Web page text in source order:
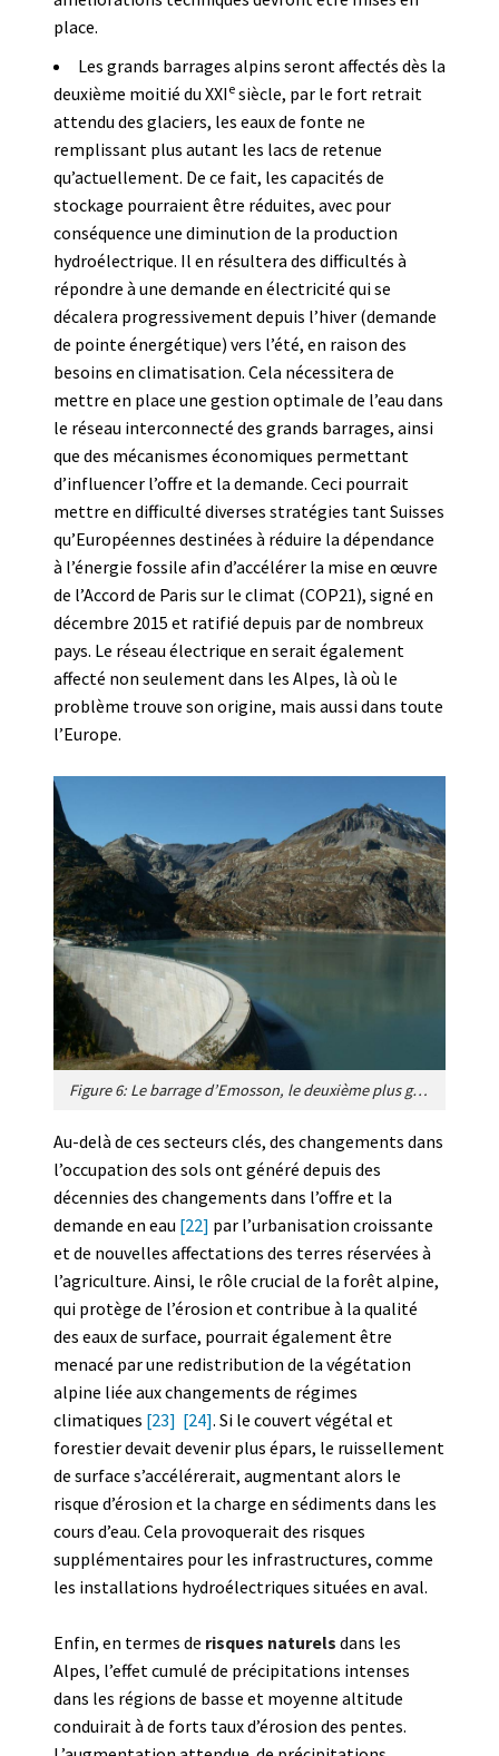
place.
Les grands barrages alpins seront affectés dès la
deuxième moitié du XXIe siècle, par le fort retrait
attendu des glaciers, les eaux de fonte ne
remplissant plus autant les lacs de retenue
qu’actuellement. De ce fait, les capacités de
stockage pourraient être réduites, avec pour
conséquence une diminution de la production
hydroélectrique. Il en résultera des difficultés à
répondre à une demande en électricité qui se
décalera progressivement depuis l’hiver (demande
de pointe énergétique) vers l’été, en raison des
besoins en climatisation. Cela nécessitera de
mettre en place une gestion optimale de l’eau dans
le réseau interconnecté des grands barrages, ainsi
que des mécanismes économiques permettant
d’influencer l’offre et la demande. Ceci pourrait
mettre en difficulté diverses stratégies tant Suisses
qu’Européennes destinées à réduire la dépendance
à l’énergie fossile afin d’accélérer la mise en œuvre
de l’Accord de Paris sur le climat (COP21), signé en
décembre 2015 et ratifié depuis par de nombreux
pays. Le réseau électrique en serait également
affecté non seulement dans les Alpes, là où le
problème trouve son origine, mais aussi dans toute
l’Europe.
Figure 6: Le barrage d’Emosson, le deuxième plus grand barrage de Suisse par sa capacité, 227 millions de m3 [Source: Beniston].
Au-delà de ces secteurs clés, des changements dans
l’occupation des sols ont généré depuis des
décennies des changements dans l’offre et la
demande en eau [22] par l’urbanisation croissante
et de nouvelles affectations des terres réservées à
l’agriculture. Ainsi, le rôle crucial de la forêt alpine,
qui protège de l’érosion et contribue à la qualité
des eaux de surface, pourrait également être
menacé par une redistribution de la végétation
alpine liée aux changements de régimes
climatiques [23] [24]. Si le couvert végétal et
forestier devait devenir plus épars, le ruissellement
de surface s’accélérerait, augmentant alors le
risque d’érosion et la charge en sédiments dans les
cours d’eau. Cela provoquerait des risques
supplémentaires pour les infrastructures, comme
les installations hydroélectriques situées en aval.
Enfin, en termes de risques naturels dans les
Alpes, l’effet cumulé de précipitations intenses
dans les régions de basse et moyenne altitude
conduirait à de forts taux d’érosion des pentes.